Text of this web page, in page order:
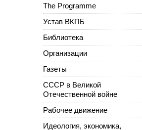
The Programme
Устав ВКПБ
Библиотека
Организации
Газеты
СССР в Великой
Отечественной войне
Рабочее движение
Идеология, экономика,